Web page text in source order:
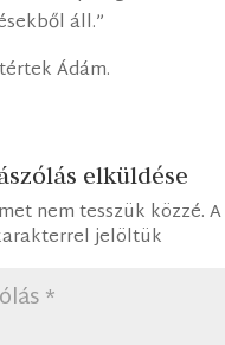
áll.”
Ádám.
elküldése
nem tesszük közzé.
jelöltük